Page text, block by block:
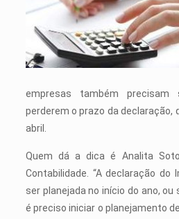
empresas também precisam
perderem o prazo da declaração,
abril.
Quem dá a dica é Analita
Contabilidade. “A declaração do
ser planejada no início do ano, ou
é preciso iniciar o planejamento